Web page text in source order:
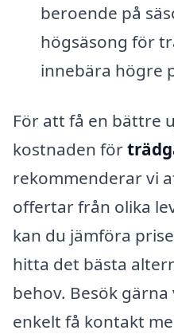
beroende på
högsäsong för
innebära högre
För att få en bättre
kostnaden för
rekommenderar vi
offertar från olika
kan du jämföra
hitta det bästa
behov. Besök
enkelt få kontakt